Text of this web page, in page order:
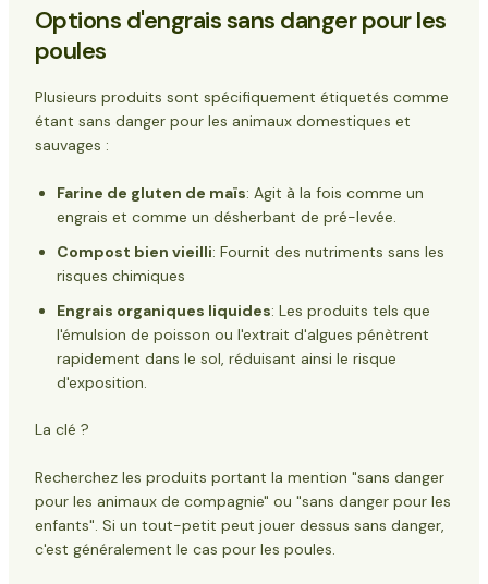
Options d'engrais sans danger pour les
poules
Plusieurs produits sont spécifiquement étiquetés comme
étant sans danger pour les animaux domestiques et
sauvages :
Farine de gluten de maïs: Agit à la fois comme un
engrais et comme un désherbant de pré-levée.
Compost bien vieilli: Fournit des nutriments sans les
risques chimiques
Engrais organiques liquides: Les produits tels que
l'émulsion de poisson ou l'extrait d'algues pénètrent
rapidement dans le sol, réduisant ainsi le risque
d'exposition.
La clé ?
Recherchez les produits portant la mention "sans danger
pour les animaux de compagnie" ou "sans danger pour les
enfants". Si un tout-petit peut jouer dessus sans danger,
c'est généralement le cas pour les poules.